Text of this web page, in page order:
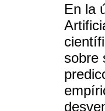
En la
sobre